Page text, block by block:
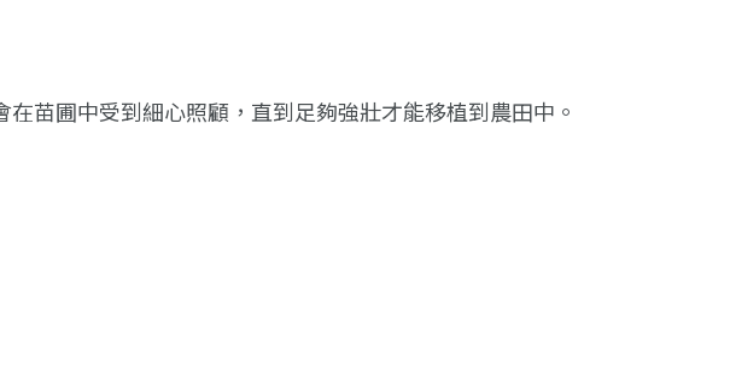
苗圃中受到細心照顧，直到足夠強壯才能移植到農田中。